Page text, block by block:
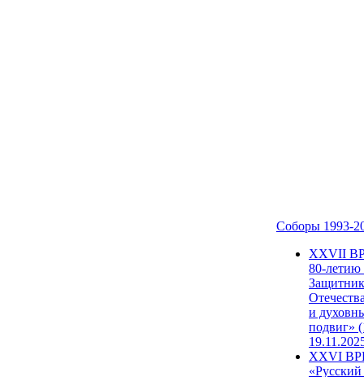
Соборы 1993-
ХХVII
80-
и
подвиг»
XXVI